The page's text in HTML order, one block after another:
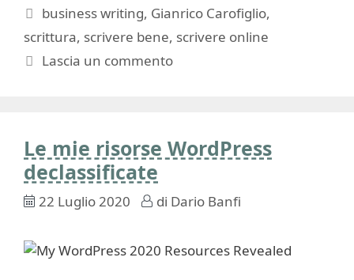
Tag
business writing, Gianrico Carofiglio,
scrittura, scrivere bene, scrivere online
Lascia un commento
Le mie risorse WordPress
declassificate
22 Luglio 2020 di Dario Banfi